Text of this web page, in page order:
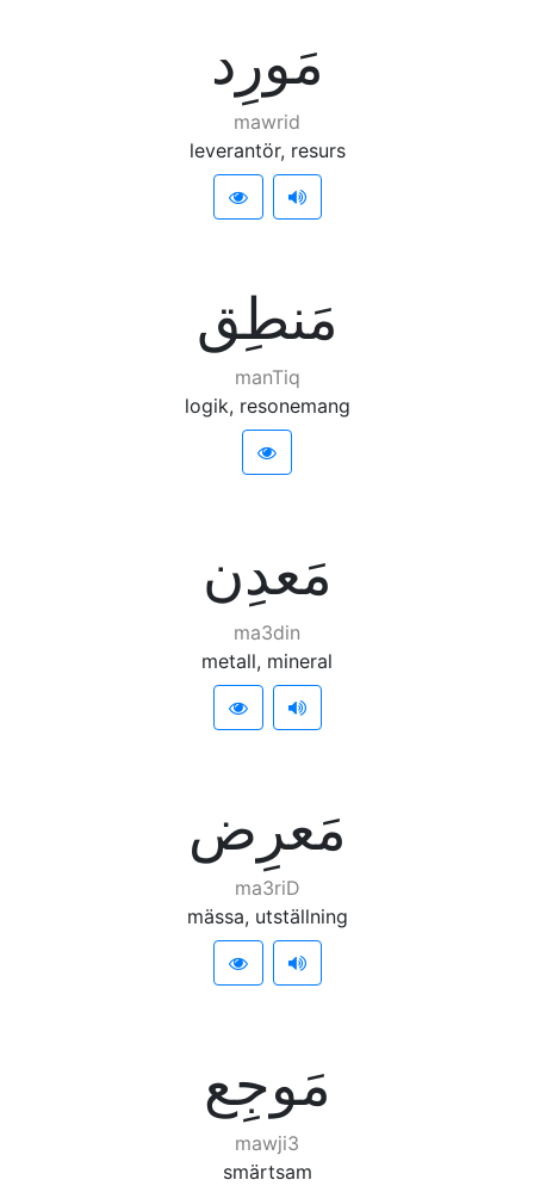
ﻣَﻮﺭِﺩ
mawrid
leverantör, resurs
ﻣَﻨﻄِﻖ
manTiq
logik, resonemang
ﻣَﻌﺪِﻥ
ma3din
metall, mineral
ﻣَﻌﺮِﺽ
ma3riD
mässa, utställning
ﻣَﻮﺟِﻊ
mawji3
smärtsam